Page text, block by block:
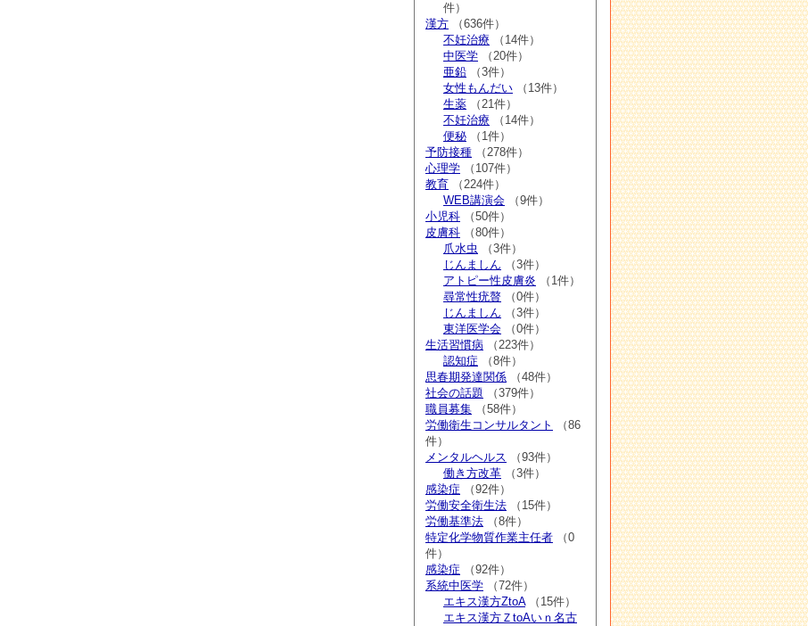
件）
漢方 （636件）
不妊治療 （14件）
中医学 （20件）
亜鉛 （3件）
女性もんだい （13件）
生薬 （21件）
不妊治療 （14件）
便秘 （1件）
予防接種 （278件）
心理学 （107件）
教育 （224件）
WEB講演会 （9件）
小児科 （50件）
皮膚科 （80件）
爪水虫 （3件）
じんましん （3件）
アトピー性皮膚炎 （1件）
尋常性疣贅 （0件）
じんましん （3件）
東洋医学会 （0件）
生活習慣病 （223件）
認知症 （8件）
思春期発達関係 （48件）
社会の話題 （379件）
職員募集 （58件）
労働衛生コンサルタント
（86
件）
メンタルヘルス （93件）
働き方改革 （3件）
感染症 （92件）
労働安全衛生法 （15件）
労働基準法 （8件）
特定化学物質作業主任者 （0
件）
感染症 （92件）
系統中医学 （72件）
エキス漢方ZtoA（15件）
エキス漢方ＺtoAいｎ名古